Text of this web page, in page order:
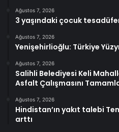
Ağustos 7, 2026
3 yaşındaki çocuk
Ağustos 7, 2026
Yenişehirlioğlu: Türkiye
Ağustos 7, 2026
Salihli Belediyesi Keli
Asfalt Çalışmasını
Ağustos 7, 2026
Hindistan’ın yakıt talebi
arttı